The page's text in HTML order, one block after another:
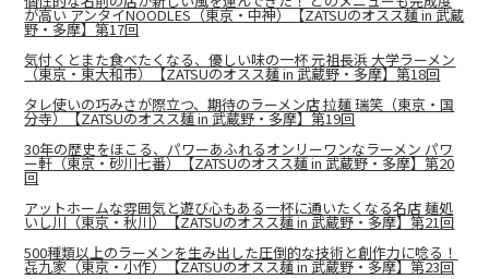
が高い アンタイNOODLES（東京・中神）【ZATSUのオスス麺 in 武蔵
野・多摩】第17回
気付くとまた食べたくなる、優しい味の一杯 元祖長浜 大学ラーメン
（東京・東大和市）【ZATSUのオスス麺 in 武蔵野・多摩】第18回
タレ使いの巧みさが際立つ、期待のラーメン店 拉麺 瑞笑（東京・国
分寺）【ZATSUのオスス麺 in 武蔵野・多摩】第19回
30年の歴史をほこる、パワーあふれるオンリーワンなラーメン パワ
ー軒（東京・砂川七番）【ZATSUのオスス麺 in 武蔵野・多摩】第20
回
アットホームな雰囲気と遊び心もある一杯に通いたくなる名店 麺処
いし川（東京・秋川）【ZATSUのオスス麺 in 武蔵野・多摩】第21回
500種類以上のラーメンを生み出した圧倒的な技術と創作力に唸る！
㐂九家（東京・小作）【ZATSUのオスス麺 in 武蔵野・多摩】第23回